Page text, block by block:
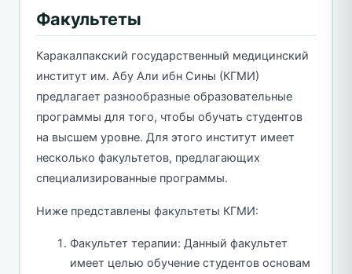
Факультеты
Каракалпакский государственный медицинский
институт им. Абу Али ибн Сины (КГМИ)
предлагает разнообразные образовательные
программы для того, чтобы обучать студентов
на высшем уровне. Для этого институт имеет
несколько факультетов, предлагающих
специализированные программы.
Ниже представлены факультеты КГМИ:
Факультет терапии: Данный факультет
имеет целью обучение студентов основам